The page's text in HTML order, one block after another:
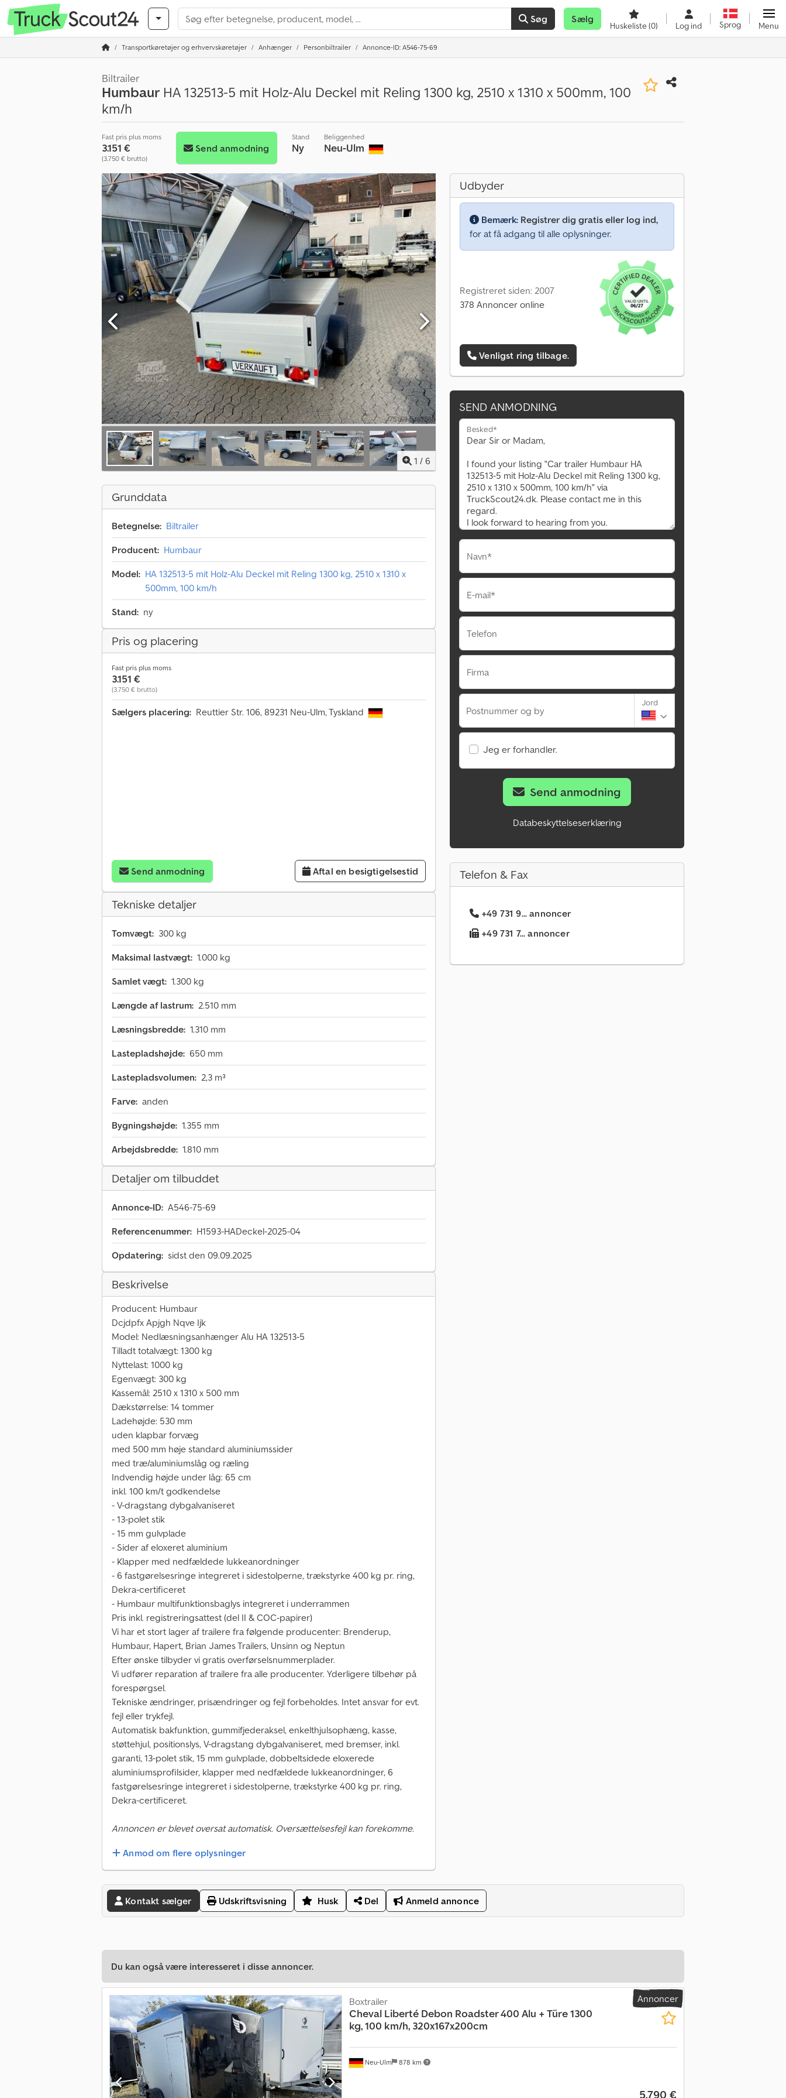
Søg Sælg
Huskeliste(0) Log ind Sprog Menu
Transportkøretøjer og erhvervskøretøjer Anhænger Personbiltrailer Annonce-ID: A546-75-69
Biltrailer
Humbaur HA 132513-5 mit Holz-Alu Deckel mit Reling 1300 kg, 2510 x 1310 x 500mm, 100
km/h
Fast pris plus moms
3.151 €
(3.750 € brutto)
Send anmodning
Stand
Ny
Beliggenhed
Neu-Ulm
1 / 6
Grunddata
Betegnelse: Biltrailer
Producent: Humbaur
Model: HA 132513-5 mit Holz-Alu Deckel mit Reling 1300 kg, 2510 x 1310 x
500mm, 100 km/h
Stand: ny
Pris og placering
Fast pris plus moms
3.151 €
(3.750 € brutto)
Sælgers placering: Reuttier Str. 106, 89231 Neu-Ulm, Tyskland
Send anmodning Aftal en besigtigelsestid
Tekniske detaljer
Tomvægt: 300 kg
Maksimal lastvægt: 1.000 kg
Samlet vægt: 1.300 kg
Længde af lastrum: 2.510 mm
Læsningsbredde: 1.310 mm
Lastepladshøjde: 650 mm
Lastepladsvolumen: 2,3 m³
Farve: anden
Bygningshøjde: 1.355 mm
Arbejdsbredde: 1.810 mm
Detaljer om tilbuddet
Annonce-ID: A546-75-69
Referencenummer: H1593-HADeckel-2025-04
Opdatering: sidst den 09.09.2025
Beskrivelse
Producent: Humbaur
Dcjdpfx Apjgh Nqve Ijk
Model: Nedlæsningsanhænger Alu HA 132513-5
Tilladt totalvægt: 1300 kg
Nyttelast: 1000 kg
Egenvægt: 300 kg
Kassemål: 2510 x 1310 x 500 mm
Dækstørrelse: 14 tommer
Ladehøjde: 530 mm
uden klapbar forvæg
med 500 mm høje standard aluminiumssider
med træ/aluminiumslåg og ræling
Indvendig højde under låg: 65 cm
inkl. 100 km/t godkendelse
- V-dragstang dybgalvaniseret
- 13-polet stik
- 15 mm gulvplade
- Sider af eloxeret aluminium
- Klapper med nedfældede lukkeanordninger
- 6 fastgørelsesringe integreret i sidestolperne, trækstyrke 400 kg pr. ring,
Dekra-certificeret
- Humbaur multifunktionsbaglys integreret i underrammen
Pris inkl. registreringsattest (del II & COC-papirer)
Vi har et stort lager af trailere fra følgende producenter: Brenderup,
Humbaur, Hapert, Brian James Trailers, Unsinn og Neptun
Efter ønske tilbyder vi gratis overførselsnummerplader.
Vi udfører reparation af trailere fra alle producenter. Yderligere tilbehør på
forespørgsel.
Tekniske ændringer, prisændringer og fejl forbeholdes. Intet ansvar for evt.
fejl eller trykfejl.
Automatisk bakfunktion, gummifjederaksel, enkelthjulsophæng, kasse,
støttehjul, positionslys, V-dragstang dybgalvaniseret, med bremser, inkl.
garanti, 13-polet stik, 15 mm gulvplade, dobbeltsidede eloxerede
aluminiumsprofilsider, klapper med nedfældede lukkeanordninger, 6
fastgørelsesringe integreret i sidestolperne, trækstyrke 400 kg pr. ring,
Dekra-certificeret.
Annoncen er blevet oversat automatisk. Oversættelsesfejl kan forekomme.
Anmod om flere oplysninger
Udbyder
Bemærk: Registrer dig gratis eller log ind,
for at få adgang til alle oplysninger.
Registreret siden: 2007
378 Annoncer online
Venligst ring tilbage.
SEND ANMODNING
Besked*
Navn*
E-mail*
Telefon
Firma
Postnummer og by
Jord
Jeg er forhandler.
Send anmodning
Databeskyttelseserklæring
Telefon & Fax
+49 731 9... annoncer
+49 731 7... annoncer
Kontakt sælger Udskriftsvisning Husk Del Anmeld annonce
Du kan også være interesseret i disse annoncer.
Annoncer
Neu-Ulm 878 km
Boxtrailer
Cheval Liberté Debon Roadster 400 Alu + Türe 1300
kg, 100 km/h, 320x167x200cm
5.790 €